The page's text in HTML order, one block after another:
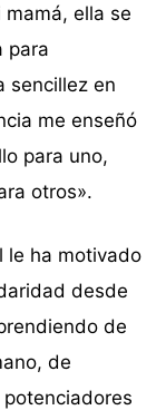
ella se
para
sencillez en
me enseñó
para uno,
otros».
le ha motivado
desde
de
de